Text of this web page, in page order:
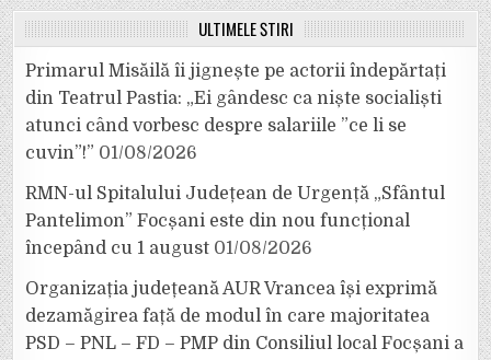
ULTIMELE ȘTIRI
Primarul Misăilă îi jignește pe actorii îndepărtați
din Teatrul Pastia: „Ei gândesc ca niște socialiști
atunci când vorbesc despre salariile ”ce li se
cuvin”!” 01/08/2026
RMN-ul Spitalului Județean de Urgență „Sfântul
Pantelimon” Focșani este din nou funcțional
începând cu 1 august 01/08/2026
Organizația județeană AUR Vrancea își exprimă
dezamăgirea față de modul în care majoritatea
PSD – PNL – FD – PMP din Consiliul local Focșani a